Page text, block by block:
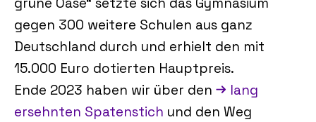
gegen 300 weitere Schulen aus ganz
Deutschland durch und erhielt den mit
15.000 Euro dotierten Hauptpreis.
Ende 2023 haben wir über den
lang
ersehnten Spatenstich und den Weg